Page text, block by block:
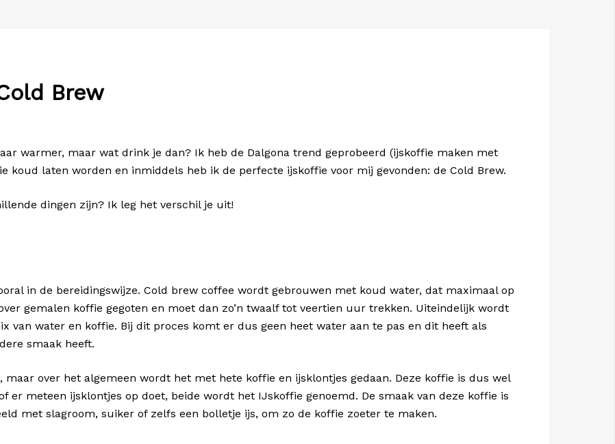
Brew
warmer, maar wat drink je dan? Ik heb de Dalgona trend geprobeerd (ijskoffie maken met
koud laten worden en inmiddels heb ik de perfecte ijskoffie voor mij gevonden: de Cold Brew.
dingen zijn? Ik leg het verschil je uit!
in de bereidingswijze. Cold brew coffee wordt gebrouwen met koud water, dat maximaal op
gemalen koffie gegoten en moet dan zo’n twaalf tot veertien uur trekken. Uiteindelijk wordt
van water en koffie. Bij dit proces komt er dus geen heet water aan te pas en dit heeft als
smaak heeft.
over het algemeen wordt het met hete koffie en ijsklontjes gedaan. Deze koffie is dus wel
er meteen ijsklontjes op doet, beide wordt het IJskoffie genoemd. De smaak van deze koffie is
met slagroom, suiker of zelfs een bolletje ijs, om zo de koffie zoeter te maken.